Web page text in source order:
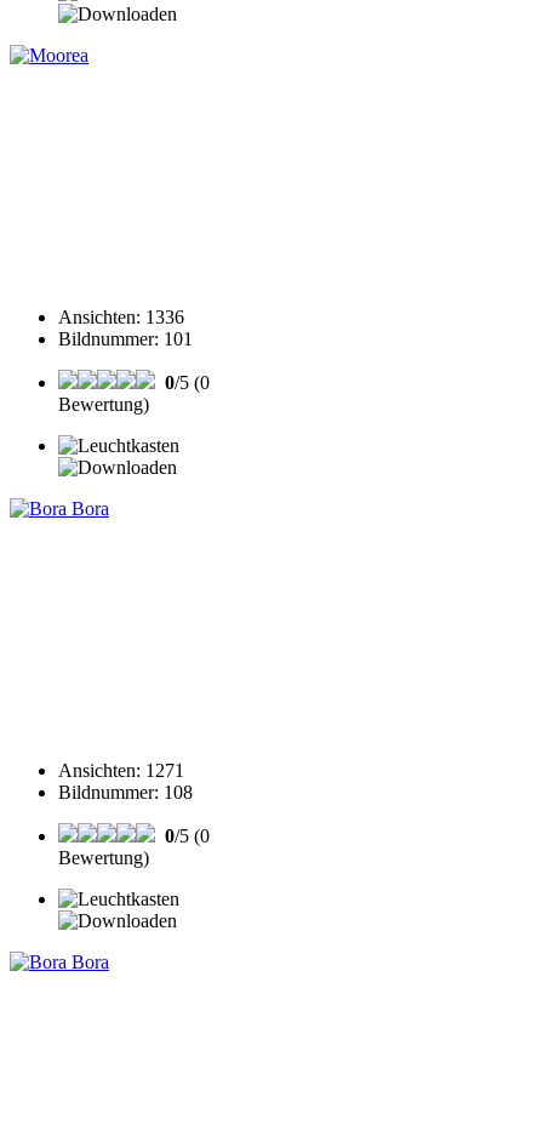
Ansichten: 1336
Bildnummer: 101
0/5 (0
Bewertung)
Ansichten: 1271
Bildnummer: 108
0/5 (0
Bewertung)